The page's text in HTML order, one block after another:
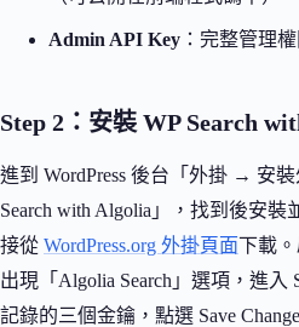
Admin API Key ：完整管理
Step 2：安裝 WP Search
進到 WordPress 後台「外掛 → 安
Search with Algolia」，找到後安裝
接從 WordPress.org 外掛頁面下載
出現「Algolia Search」選項，進入
記錄的三個金鑰，點選 Save